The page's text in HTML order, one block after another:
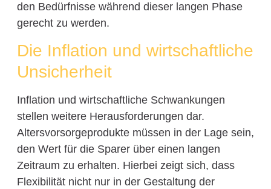
den Bedürfnisse während dieser langen Phase
gerecht zu werden.
Die Inflation und wirtschaftliche
Unsicherheit
Inflation und wirtschaftliche Schwankungen
stellen weitere Herausforderungen dar.
Altersvorsorgeprodukte müssen in der Lage sein,
den Wert für die Sparer über einen langen
Zeitraum zu erhalten. Hierbei zeigt sich, dass
Flexibilität nicht nur in der Gestaltung der